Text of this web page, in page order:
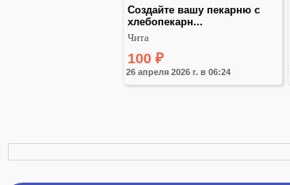
26 апреля 2026 г. в 06:24
Создайте вашу пекарню с
хлебопекарн...
Чита
100 ₽